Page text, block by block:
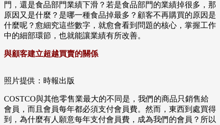
門，還是食品部門業績下滑？若是食品部門的業績掉很多，那
原因又是什麼？是哪一種食品掉最多？顧客不再購買的原因是
什麼呢？愈細究這些數字，就愈會看到問題的核心，掌握工作
中的細部環節，也就能讓業績有所改善。
與顧客建立超越買賣的關係
照片提供：時報出版
COSTCO與其他零售業最大的不同是，我們的商品只銷售給
會員，而且會員每年都必須支付會員費。然而，東西到處買得
到，為什麼有人願意每年支付會員費，成為我們的會員？所以